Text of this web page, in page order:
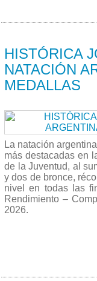
HISTÓRICA
NATACIÓN
MEDALLAS
La natación
más destacadas en
de la Juventud, al
y dos de bronce,
nivel en todas las
Rendimiento –
2026.